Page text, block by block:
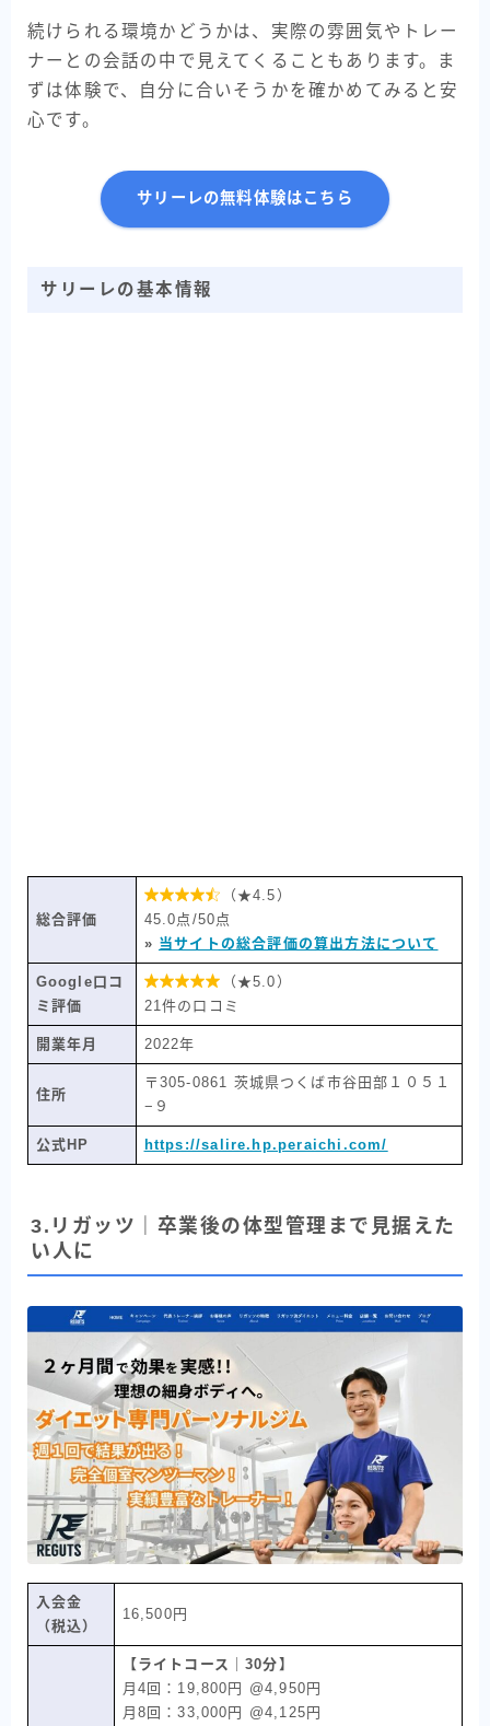
続けられる環境かどうかは、実際の雰囲気やトレー
ナーとの会話の中で見えてくることもあります。ま
ずは体験で、自分に合いそうかを確かめてみると安
心です。
サリーレの無料体験はこちら
サリーレの基本情報
総合評価

（★4.5）
45.0点/50点
» 当サイトの総合評価の算出方法について
Google口コ
ミ評価

（★5.0）
21件の口コミ
開業年月 2022年
住所
〒305-0861 茨城県つくば市谷田部１０５１
−９
公式HP https://salire.hp.peraichi.com/
3.リガッツ｜卒業後の体型管理まで見据えた
い人に
入会金
（税込）
16,500円
【ライトコース｜30分】
月4回：19,800円 @4,950円
月8回：33,000円 @4,125円